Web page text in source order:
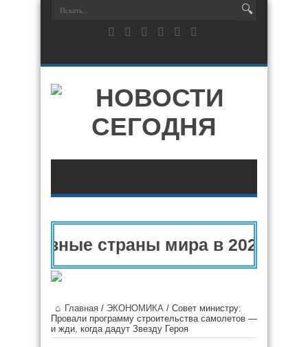
страны мира в 2025 году
Главная / ЭКОНОМИКА / Совет министру:
Провали программу строительства самолетов —
и жди, когда дадут Звезду Героя